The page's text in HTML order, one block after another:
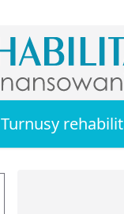
Turnusy